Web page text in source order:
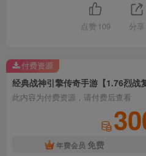
点赞 109 分享
此内容为付费资源，请付费后查看
年费会员 免费
付费资源